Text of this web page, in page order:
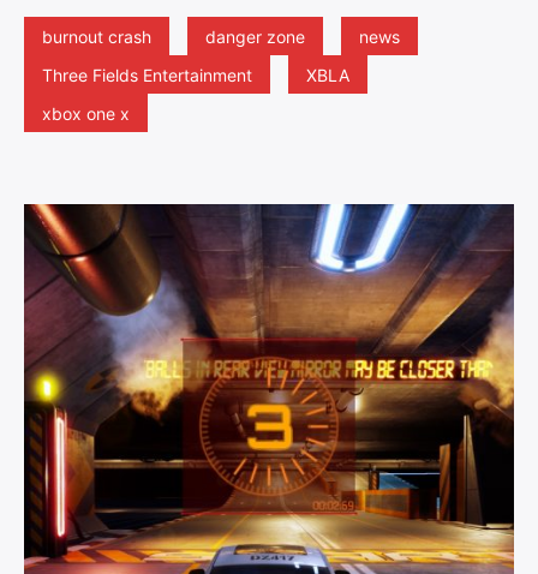
burnout crash danger zone
news
Three Fields Entertainment
XBLA
xbox one x